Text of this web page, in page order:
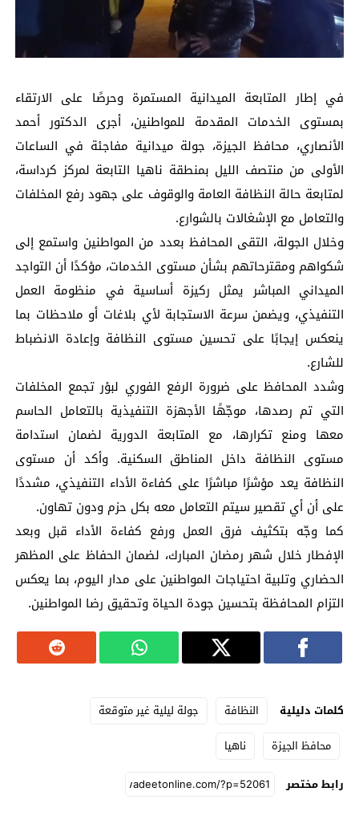
في إطار المتابعة الميدانية المستمرة وحرصًا على الارتقاء
بمستوى الخدمات المقدمة للمواطنين، أجرى الدكتور أحمد
الأنصاري، محافظ الجيزة، جولة ميدانية مفاجئة في الساعات
الأولى من منتصف الليل بمنطقة ناهيا التابعة لمركز كرداسة،
لمتابعة حالة النظافة العامة والوقوف على جهود رفع المخلفات
والتعامل مع الإشغالات بالشوارع.
وخلال الجولة، التقى المحافظ بعدد من المواطنين واستمع إلى
شكواهم ومقترحاتهم بشأن مستوى الخدمات، مؤكدًا أن التواجد
الميداني المباشر يمثل ركيزة أساسية في منظومة العمل
التنفيذي، ويضمن سرعة الاستجابة لأي بلاغات أو ملاحظات بما
ينعكس إيجابًا على تحسين مستوى النظافة وإعادة الانضباط
للشارع.
وشدد المحافظ على ضرورة الرفع الفوري لبؤر تجمع المخلفات
التي تم رصدها، موجّهًا الأجهزة التنفيذية بالتعامل الحاسم
معها ومنع تكرارها، مع المتابعة الدورية لضمان استدامة
مستوى النظافة داخل المناطق السكنية. وأكد أن مستوى
النظافة يعد مؤشرًا مباشرًا على كفاءة الأداء التنفيذي، مشددًا
على أن أي تقصير سيتم التعامل معه بكل حزم ودون تهاون.
كما وجّه بتكثيف فرق العمل ورفع كفاءة الأداء قبل وبعد
الإفطار خلال شهر رمضان المبارك، لضمان الحفاظ على المظهر
الحضاري وتلبية احتياجات المواطنين على مدار اليوم، بما يعكس
التزام المحافظة بتحسين جودة الحياة وتحقيق رضا المواطنين.
كلمات دليلية النظافة
جولة ليلية غير متوقعة
محافظ الجيزة
ناهيا
رابط مختصر